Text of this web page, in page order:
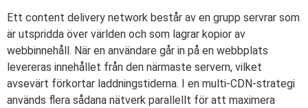
Ett content delivery network består av en grupp servrar som
är utspridda över världen och som lagrar kopior av
webbinnehåll. När en användare går in på en webbplats
levereras innehållet från den närmaste servern, vilket
avsevärt förkortar laddningstiderna. I en multi-CDN-strategi
används flera sådana nätverk parallellt för att maximera